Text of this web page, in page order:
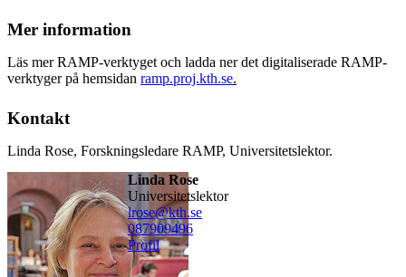
Mer information
Läs mer RAMP-verktyget och ladda ner det digitaliserade RAMP-
verktyger på hemsidan ramp.proj.kth.se.
Kontakt
Linda Rose, Forskningsledare RAMP, Universitetslektor.
Linda Rose
universitetslektor
lrose@kth.se
087909496
Profil